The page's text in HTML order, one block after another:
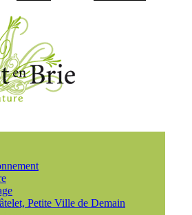
Petite Ville de Demain